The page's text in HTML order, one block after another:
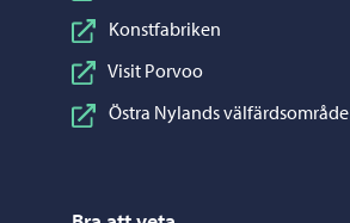
Konstfabriken
Visit Porvoo
Östra Nylands välfärdsområde